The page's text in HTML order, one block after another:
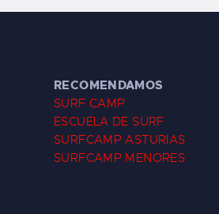
RECOMENDAMOS
SURF CAMP
ESCUELA DE SURF
SURFCAMP ASTURIAS
SURFCAMP MENORES